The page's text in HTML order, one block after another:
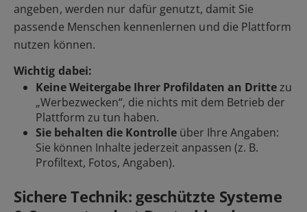
angeben, werden nur dafür genutzt, damit Sie
passende Menschen kennenlernen und die Plattform
nutzen können.
Wichtig dabei:
Keine Weitergabe Ihrer Profildaten an Drittezu
„Werbezwecken“, die nichts mit dem Betrieb der
Plattform zu tun haben.
Sie behalten die Kontrolle über Ihre Angaben:
Sie können Inhalte jederzeit anpassen (z. B.
Profiltext, Fotos, Angaben).
Sichere Technik: geschützte Systeme